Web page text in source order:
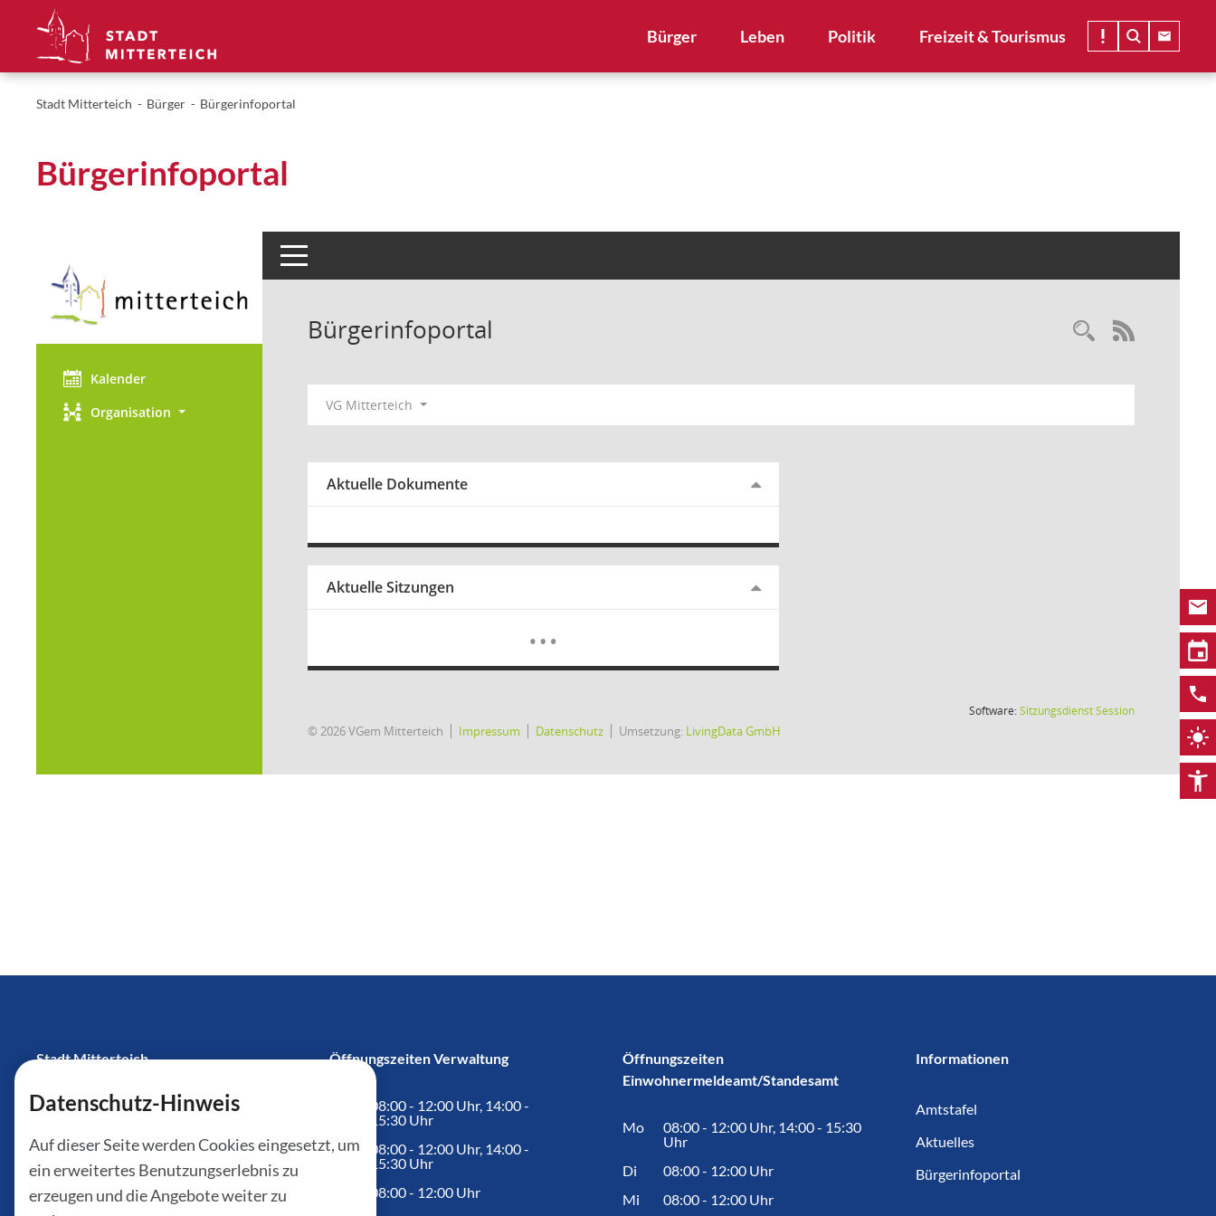
Datenschutz-Hinweis
Auf dieser Seite werden Cookies eingesetzt, um
ein erweitertes Benutzungserlebnis zu
erzeugen und die Angebote weiter zu
Bürger Leben Politik Freizeit & Tourismus
Stadt Mitterteich Bürger Bürgerinfoportal
Bürgerinfoportal
Stadt Mitterteich
Kirchplatz 12
E-Mail:poststelle(at)mitterteich.de
Telefon:+49 9633 890
Öffnungszeiten Verwaltung
08:00 - 12:00 Uhr, 14:00 -
15:30 Uhr
Di
08:00 - 12:00 Uhr, 14:00 -
15:30 Uhr
08:00 - 12:00 Uhr
Öffnungszeiten
Einwohnermeldeamt/Standesamt
Mo
08:00 - 12:00 Uhr, 14:00 - 15:30
Uhr
Di
08:00 - 12:00 Uhr
Mi
08:00 - 12:00 Uhr
Informationen
Amtstafel
Aktuelles
Bürgerinfoportal